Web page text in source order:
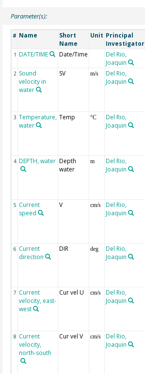
Parameter(s):
# Name
Short
Name
Unit Principal
Investigator
1 DATE/TIME Date/Time
Del Rio,
Joaquin
2 Sound
velocity in
water
SV m/s
Del Rio,
Joaquin
3 Temperature,
water
Temp °C
Del Rio,
Joaquin
4 DEPTH, water Depth
water
m
Del Rio,
Joaquin
5 Current
speed
V cm/s
Del Rio,
Joaquin
6 Current
direction
DIR deg
Del Rio,
Joaquin
7 Current
velocity, east-
west
Cur vel U cm/s
Del Rio,
Joaquin
8 Current
velocity,
north-south
Cur vel V cm/s
Del Rio,
Joaquin